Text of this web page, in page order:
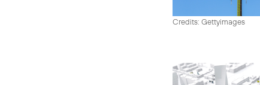
Credits: Gettyimages